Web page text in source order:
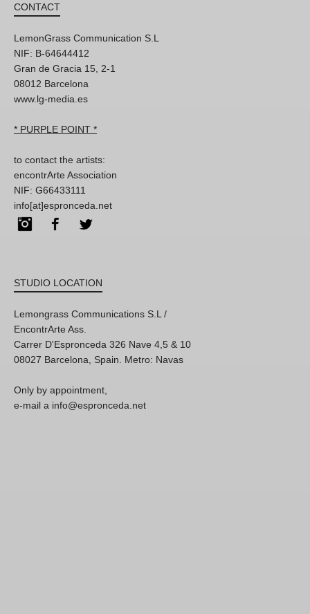
CONTACT
LemonGrass Communication S.L
NIF: B-64644412
Gran de Gracia 15, 2-1
08012 Barcelona
www.lg-media.es
* PURPLE POINT *
to contact the artists:
encontrArte Association
NIF: G66433111
info[at]espronceda.net
InstagramFacebook
STUDIO LOCATION
Lemongrass Communications S.L /
EncontrArte Ass.
Carrer D'Espronceda 326 Nave 4,5 & 10
08027 Barcelona, Spain. Metro: Navas
Only by appointment,
e-mail a info@espronceda.net